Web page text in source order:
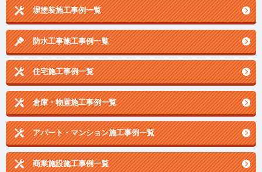
塀塗装施工事例一覧
防水工事施工事例一覧
住宅施工事例一覧
倉庫・物置施工事例一覧
アパート・マンション施工事例一覧
商業施設施工事例一覧